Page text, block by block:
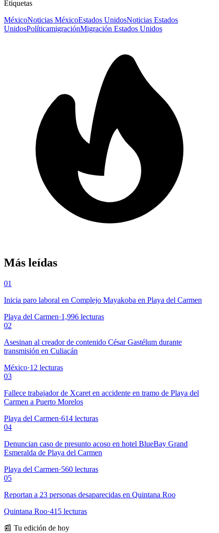
Etiquetas
MéxicoNoticias MéxicoEstados UnidosNoticias Estados
UnidosPolíticamigraciónMigración Estados Unidos
Más leídas
01
Inicia paro laboral en Complejo Mayakoba en Playa del Carmen
Playa del Carmen·1,996 lecturas
02
Asesinan al creador de contenido César Gastélum durante
transmisión en Culiacán
México·12 lecturas
03
Fallece trabajador de Xcaret en accidente en tramo de Playa del
Carmen a Puerto Morelos
Playa del Carmen·614 lecturas
04
Denuncian caso de presunto acoso en hotel BlueBay Grand
Esmeralda de Playa del Carmen
Playa del Carmen·560 lecturas
05
Reportan a 23 personas desaparecidas en Quintana Roo
Quintana Roo·415 lecturas
📰 Tu edición de hoy